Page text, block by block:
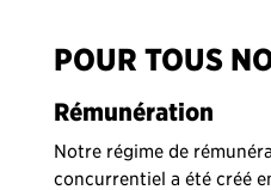
POUR TOUS
Rémunération
Notre régime de
concurrentiel a été créé